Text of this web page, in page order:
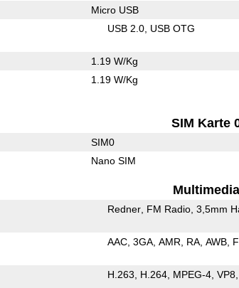
Micro USB
USB 2.0 USB OTG
1.19 W/Kg
1.19 W/Kg
SIM Karte
SIM0
Nano SIM
Multimedia
Redner FM Radio 3,5mm
AAC 3GA AMR RA AWB
H.263 H.264 MPEG-4 VP8